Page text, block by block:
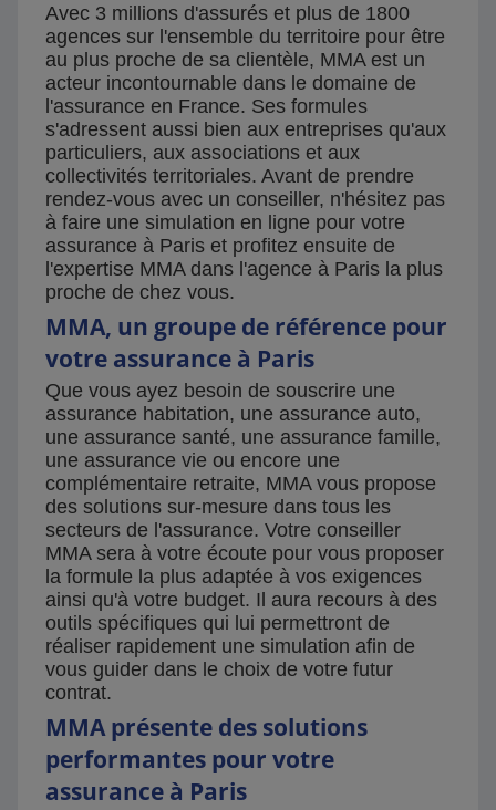
Avec 3 millions d'assurés et plus de 1800
agences sur l'ensemble du territoire pour être
au plus proche de sa clientèle, MMA est un
acteur incontournable dans le domaine de
l'assurance en France. Ses formules
s'adressent aussi bien aux entreprises qu'aux
particuliers, aux associations et aux
collectivités territoriales. Avant de prendre
rendez-vous avec un conseiller, n'hésitez pas
à faire une simulation en ligne pour votre
assurance à Paris et profitez ensuite de
l'expertise MMA dans l'agence à Paris la plus
proche de chez vous.
MMA, un groupe de référence pour
votre assurance à Paris
Que vous ayez besoin de souscrire une
assurance habitation, une assurance auto,
une assurance santé, une assurance famille,
une assurance vie ou encore une
complémentaire retraite, MMA vous propose
des solutions sur-mesure dans tous les
secteurs de l'assurance. Votre conseiller
MMA sera à votre écoute pour vous proposer
la formule la plus adaptée à vos exigences
ainsi qu'à votre budget. Il aura recours à des
outils spécifiques qui lui permettront de
réaliser rapidement une simulation afin de
vous guider dans le choix de votre futur
contrat.
MMA présente des solutions
performantes pour votre
assurance à Paris